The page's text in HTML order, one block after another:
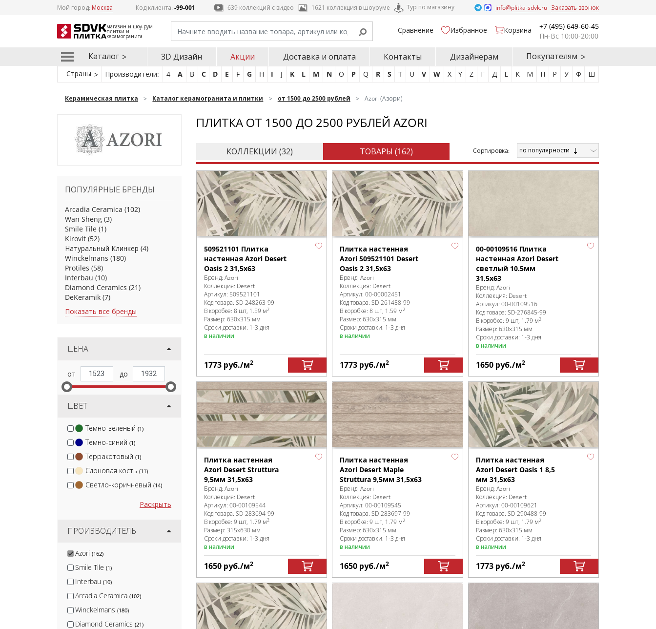
Мой город: Москва Код клиента: -99-001 639 коллекций с видео 1621 коллекция в шоуруме Тур по магазину info@plitka-sdvk.ru Заказать звонок
магазин и шоу-рум
плитки и
керамогранита
Сравнение Избранное Корзина
+7 (495) 649-60-45
Пн-Вс 10:00-20:00
Каталог 3D Дизайн Акции Доставка и оплата Контакты Дизайнерам Покупателям
Страны Производители: 4 A B C D E F G H I J K L M N O P Q R S T U V W X Y Z Г Д Е К М Н Р У Ф Ш
Керамическая плитка Каталог керамогранита и плитки от 1500 до 2500 рублей Azori (Азори)
ПОПУЛЯРНЫЕ БРЕНДЫ
Arcadia Ceramica (102)
Wan Sheng (3)
Smile Tile (1)
Kirovit (52)
Натуральный Клинкер (4)
Winckelmans (180)
Protiles (58)
Interbau (10)
Diamond Ceramics (21)
DeKeramik (7)
Показать все бренды
ЦЕНА
ЦВЕТ
Темно-зеленый (1)
Темно-синий (1)
Терракотовый (1)
Слоновая кость (11)
Светло-коричневый (14)
Раскрыть
ПРОИЗВОДИТЕЛЬ
Azori (162)
Smile Tile (1)
Interbau (10)
Arcadia Ceramica (102)
Winckelmans (180)
Diamond Ceramics (21)
ПЛИТКА ОТ 1500 ДО 2500 РУБЛЕЙ AZORI
КОЛЛЕКЦИИ (32) ТОВАРЫ (162) Cортировка: по популярности
509521101 Плитка
настенная Azori Desert
Oasis 2 31,5x63
Бренд: Azori
Коллекция: Desert
Артикул: 509521101
Код товара: SD-248263-99
В коробке: 8 шт, 1.59 м2
Размер: 630x315 мм
Сроки доставки: 1-3 дня
в наличии
1773 руб./м2
Плитка настенная
Azori 509521101 Desert
Oasis 2 31,5x63
Бренд:Azori
Коллекция: Desert
Артикул:00-00002451
Код товара:SD-261458-99
В коробке:8 шт, 1.59 м2
Размер:630x315 мм
Сроки доставки: 1-3 дня
в наличии
1773 руб./м2
00-00109516 Плитка
настенная Azori Desert
светлый 10.5мм
31,5x63
Бренд: Azori
Коллекция: Desert
Артикул: 00-00109516
Код товара: SD-276845-99
В коробке: 9 шт, 1.79 м2
Размер: 630x315 мм
Сроки доставки: 1-3 дня
в наличии
1650 руб./м2
Плитка настенная
Azori Desert Struttura
9,5мм 31,5x63
Бренд: Azori
Коллекция: Desert
Артикул: 00-00109544
Код товара: SD-283694-99
В коробке: 9 шт, 1.79 м2
Размер: 315x630 мм
Сроки доставки: 1-3 дня
в наличии
1650 руб./м2
Плитка настенная
Azori Desert Maple
Struttura 9,5мм 31,5x63
Бренд:Azori
Коллекция: Desert
Артикул:00-00109545
Код товара:SD-283697-99
В коробке:9 шт, 1.79 м2
Размер:630x315 мм
Сроки доставки: 1-3 дня
в наличии
1650 руб./м2
Плитка настенная
Azori Desert Oasis 1 8,5
мм 31,5x63
Бренд: Azori
Коллекция: Desert
Артикул: 00-00109621
Код товара: SD-290488-99
В коробке: 9 шт, 1.79 м2
Размер: 630x315 мм
Сроки доставки: 1-3 дня
в наличии
1773 руб./м2